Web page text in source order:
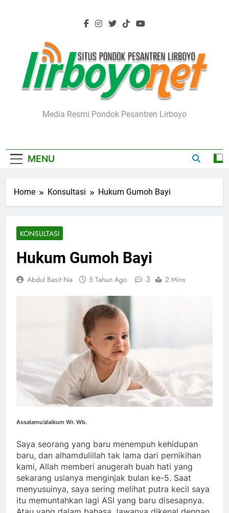
Lirboyo.net
Media Resmi Pondok Pesantren Lirboyo
MENU
Home Konsultasi Hukum Gumoh Bayi
KONSULTASI
Hukum Gumoh Bayi
Abdul Basit Na 5 Tahun Ago 3 2 Mins
Assalamu’alaikum Wr. Wb.
Saya seorang yang baru menempuh kehidupan
baru, dan alhamdulillah tak lama dari pernikihan
kami, Allah memberi anugerah buah hati yang
sekarang usianya menginjak bulan ke-5. Saat
menyusuinya, saya sering melihat putra kecil saya
itu memuntahkan lagi ASI yang baru disesapnya.